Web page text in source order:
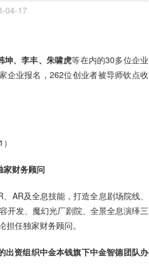
04-17
坤、李丰、朱啸虎等在内的30多位企业
企业报名，262位创业者被导师钦点收
家财务顾问
AR及全息技能，打造全息剧场院线、
开发、魔幻光厂剧院、全景全息演绎三
任独家财务顾问。
出资组织中金本钱旗下中金智德团队办